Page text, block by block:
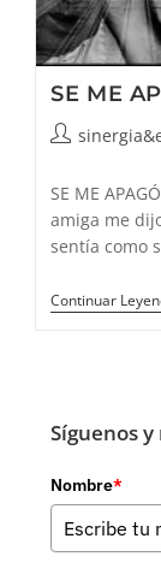
SE ME
Autor
la
entrada:
SE ME
amiga me
sentía como
Continuar
Síguenos
Nombre*